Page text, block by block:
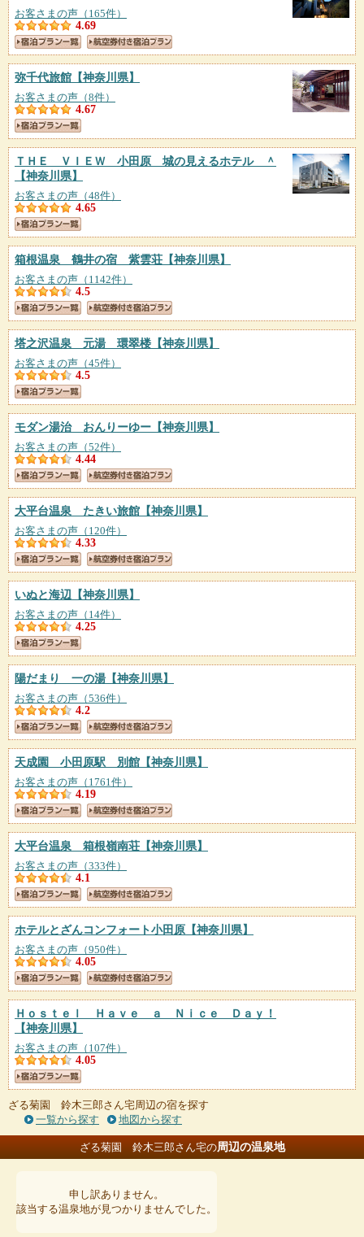
お客さまの声（165件）
4.69
弥千代旅館 【神奈川県】
お客さまの声（8件）
4.67
ＴＨＥ ＶＩＥＷ 小田原 城の見えるホテル ＾
【神奈川県】
お客さまの声（48件）
4.65
箱根温泉 鶴井の宿 紫雲荘 【神奈川県】
お客さまの声（1142件）
4.5
塔之沢温泉 元湯 環翠楼 【神奈川県】
お客さまの声（45件）
4.5
モダン湯治 おんりーゆー 【神奈川県】
お客さまの声（52件）
4.44
大平台温泉 たきい旅館 【神奈川県】
お客さまの声（120件）
4.33
いぬと海辺 【神奈川県】
お客さまの声（14件）
4.25
陽だまり 一の湯【神奈川県】
お客さまの声（536件）
4.2
天成園 小田原駅 別館 【神奈川県】
お客さまの声（1761件）
4.19
大平台温泉 箱根嶺南荘 【神奈川県】
お客さまの声（333件）
4.1
ホテルとざんコンフォート小田原 【神奈川県】
お客さまの声（950件）
4.05
Ｈｏｓｔｅｌ Ｈａｖｅ ａ Ｎｉｃｅ Ｄａｙ！
【神奈川県】
お客さまの声（107件）
4.05
ざる菊園 鈴木三郎さん宅周辺の宿を探す
一覧から探す
地図から探す
ざる菊園 鈴木三郎さん宅の周辺の温泉地
申し訳ありません。
該当する温泉地が見つかりませんでした。